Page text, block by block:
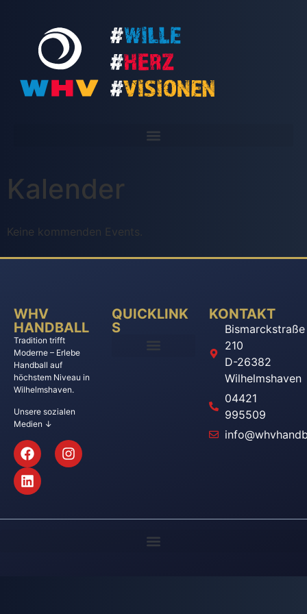
Kalender
Keine kommenden Events.
WHV
HANDBALL
Tradition trifft
Moderne – Erlebe
Handball auf
höchstem Niveau in
Wilhelmshaven.
Unsere sozialen
Medien ↓
QUICKLINK
S
KONTAKT
Bismarckstraße
210
D-26382
Wilhelmshaven
04421
995509